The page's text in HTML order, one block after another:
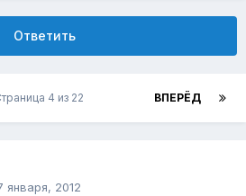
Ответить
ВПЕРЁД
4 из 22
января, 2012